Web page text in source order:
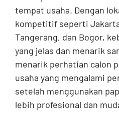
tempat usaha. Dengan
kompetitif seperti
Tangerang, dan Bogor,
yang jelas dan menarik
menarik perhatian calon
usaha yang mengalami
setelah menggunakan
lebih profesional dan